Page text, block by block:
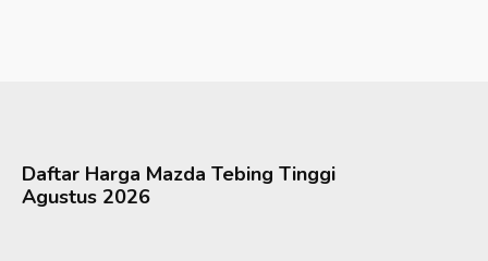
Daftar Harga Mazda Tebing Tinggi
Agustus 2026